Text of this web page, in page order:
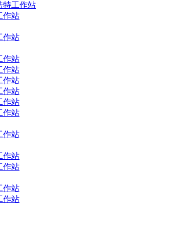
特工作站
作站
作站
作站
作站
作站
作站
作站
作站
作站
作站
作站
作站
作站